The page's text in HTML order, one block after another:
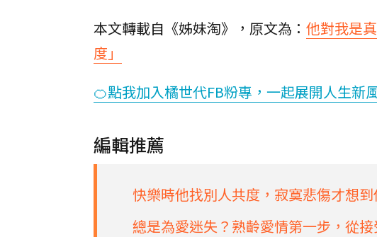
本文轉載自《姊妹淘》，原文為： 他對我是
度」
🍊點我加入橘世代FB粉專，一起展開人生新
編輯推薦
快樂時他找別人共度，寂寞悲傷才想
總是為愛迷失？熟齡愛情第一步，從接